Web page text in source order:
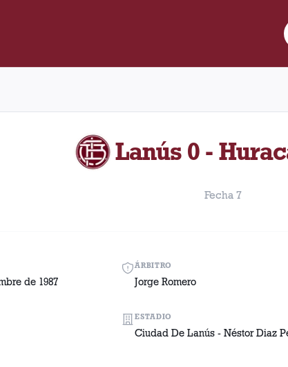
y Huracán disputado el Sábado, 12 de septiembre de
Lanús 0 -
Fecha 7
de 1987
ÁRBITRO
Jorge Romero
ESTADIO
Ciudad De Lanús - Néstor Diaz